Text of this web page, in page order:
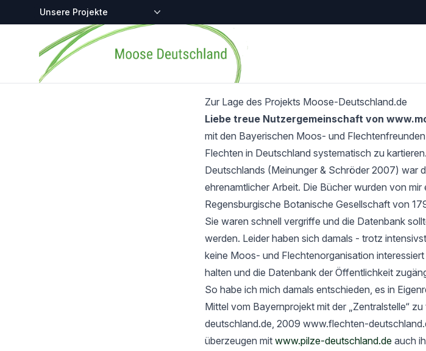
Zentralstellen-Projekte
Startseite
Zur Lage des Projekts Moose-Deutschland.de
Liebe treue Nutzergemeinschaft von
mit den Bayerischen Moos- und
Flechten in Deutschland systematisch zu
Deutschlands (Meinunger & Schröder 2007) war
ehrenamtlicher Arbeit. Die Bücher wurden von mir
Regensburgische Botanische Gesellschaft von
Sie waren schnell vergriffe und die Datenbank
werden. Leider haben sich damals - trotz
keine Moos- und Flechtenorganisation
halten und die Datenbank der Öffentlichkeit
So habe ich mich damals entschieden, es in
Mittel vom Bayernprojekt mit der „Zentralstelle“
deutschland.de, 2009 www.flechten-
überzeugen mit www.pilze-deutschland.de auch